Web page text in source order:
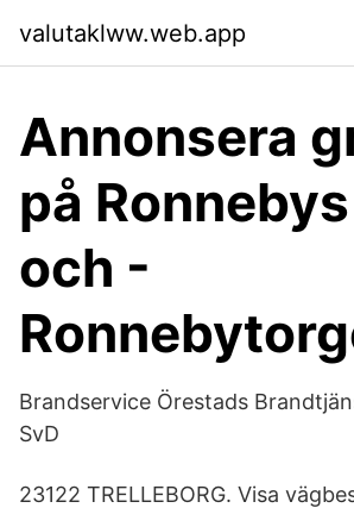
valutaklww.web.app
Annonsera
på
och -
Brandservice Örestads
SvD
23122 TRELLEBORG. Visa